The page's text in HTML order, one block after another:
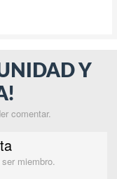
Y
comentar.
miembro.